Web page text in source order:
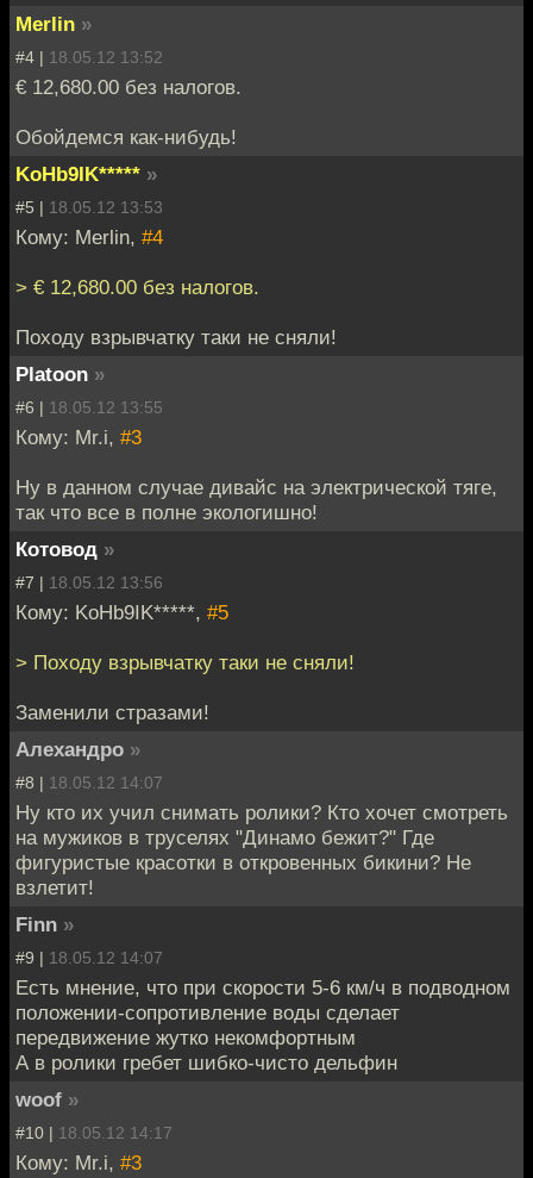
Merlin »
#4 | 18.05.12 13:52
€ 12,680.00 без налогов.
Обойдемся как-нибудь!
KoHb9IK***** »
#5 | 18.05.12 13:53
Кому: Merlin, #4
> € 12,680.00 без налогов.
Походу взрывчатку таки не сняли!
Platoon »
#6 | 18.05.12 13:55
Кому: Mr.i, #3
Ну в данном случае дивайс на электрической тяге,
так что все в полне экологишно!
Котовод »
#7 | 18.05.12 13:56
Кому: KoHb9IK*****, #5
> Походу взрывчатку таки не сняли!
Заменили стразами!
Алехандро »
#8 | 18.05.12 14:07
Ну кто их учил снимать ролики? Кто хочет смотреть
на мужиков в труселях "Динамо бежит?" Где
фигуристые красотки в откровенных бикини? Не
взлетит!
Finn »
#9 | 18.05.12 14:07
Есть мнение, что при скорости 5-6 км/ч в подводном
положении-сопротивление воды сделает
передвижение жутко некомфортным
А в ролики гребет шибко-чисто дельфин
woof »
#10 | 18.05.12 14:17
Кому: Mr.i, #3